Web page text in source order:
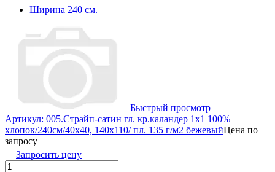
Ширина 240 см.
Быстрый просмотр
Артикул: 005.Страйп-сатин гл. кр.каландер 1х1 100%
хлопок/240см/40х40, 140х110/ пл. 135 г/м2 бежевыйЦена по
запросу
Запросить цену